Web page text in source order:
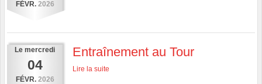
FÉVR. 2026
Le mercredi
04
FÉVR. 2026
Entraînement au Tour
Lire la suite